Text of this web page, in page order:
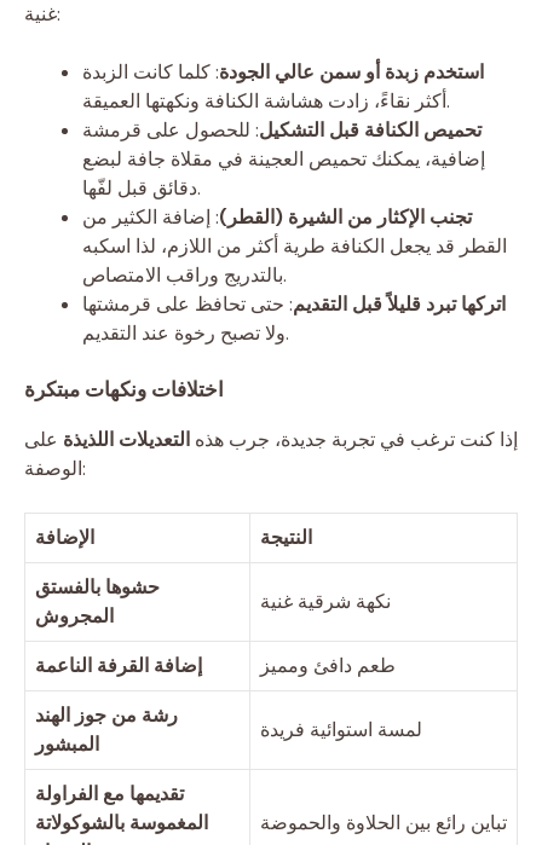
غنية:
استخدم زبدة أو سمن عالي الجودة: كلما كانت الزبدة
أكثر نقاءً، زادت هشاشة الكنافة ونكهتها العميقة.
تحميص الكنافة قبل التشكيل: للحصول على قرمشة
إضافية، يمكنك تحميص العجينة في مقلاة جافة لبضع
دقائق قبل لفّها.
تجنب الإكثار من الشيرة (القطر): إضافة الكثير من
القطر قد يجعل الكنافة طرية أكثر من اللازم، لذا اسكبه
بالتدريج وراقب الامتصاص.
اتركها تبرد قليلاً قبل التقديم: حتى تحافظ على قرمشتها
ولا تصبح رخوة عند التقديم.
اختلافات ونكهات مبتكرة
إذا كنت ترغب في تجربة جديدة، جرب هذه التعديلات اللذيذة على
الوصفة:
الإضافة
النتيجة
حشوها بالفستق
المجروش
نكهة شرقية غنية
إضافة القرفة الناعمة
طعم دافئ ومميز
رشة من جوز الهند
المبشور
لمسة استوائية فريدة
تقديمها مع الفراولة
المغموسة بالشوكولاتة
تباين رائع بين الحلاوة والحموضة